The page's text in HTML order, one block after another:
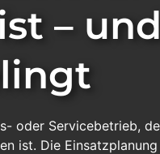
– und
oder Servicebetrieb,
ist. Die